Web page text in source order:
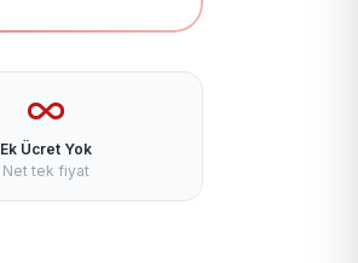
Ek Ücret Yok
Net tek fiyat